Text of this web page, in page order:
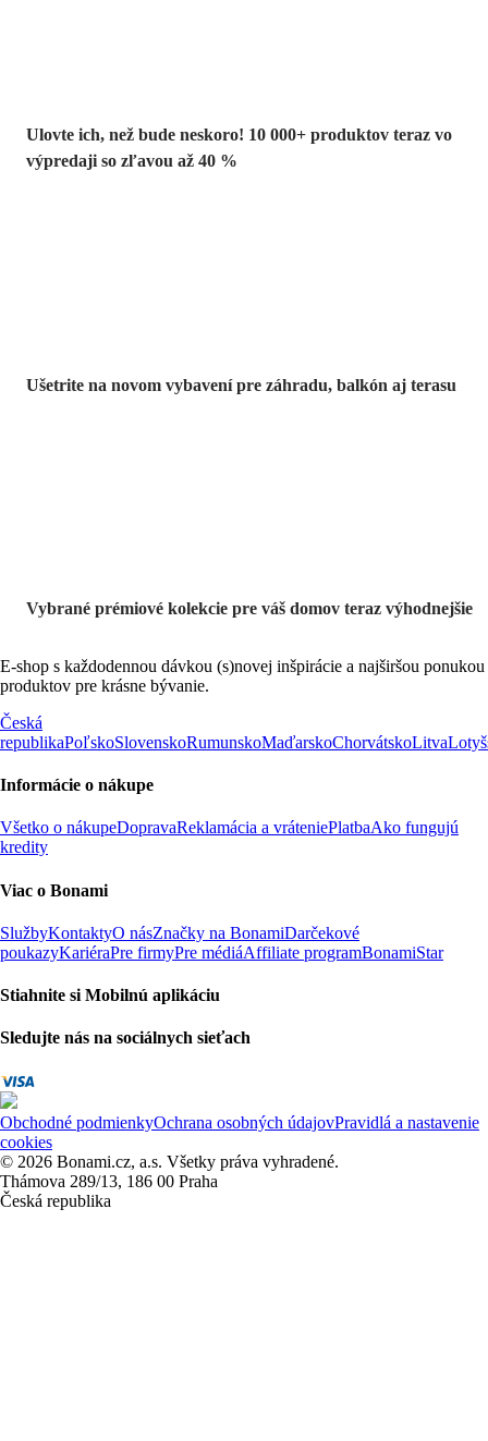
Ulovte ich, než bude neskoro! 10 000+ produktov teraz vo
výpredaji so zľavou až 40 %
Ušetrite na novom vybavení pre záhradu, balkón aj terasu
Vybrané prémiové kolekcie pre váš domov teraz výhodnejšie
E-shop s každodennou dávkou (s)novej inšpirácie a najširšou ponukou
produktov pre krásne bývanie.
Česká
republikaPoľskoSlovenskoRumunskoMaďarskoChorvátskoLitva
Informácie o nákupe
Všetko o nákupeDopravaReklamácia a vráteniePlatbaAko fungujú
kredity
Viac o Bonami
SlužbyKontaktyO násZnačky na BonamiDarčekové
poukazyKariéraPre firmyPre médiáAffiliate programBonamiStar
Stiahnite si Mobilnú aplikáciu
Sledujte nás na sociálnych sieťach
Obchodné podmienkyOchrana osobných údajovPravidlá a nastavenie
cookies
© 2026 Bonami.cz, a.s. Všetky práva vyhradené.
Thámova 289/13, 186 00 Praha
Česká republika